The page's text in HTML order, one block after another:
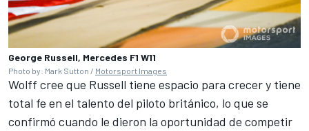
George Russell, Mercedes F1 W11
Photo by: Mark Sutton / Motorsport Images
Wolff cree que Russell tiene espacio para crecer y tiene
total fe en el talento del piloto británico, lo que se
confirmó cuando le dieron la oportunidad de competir